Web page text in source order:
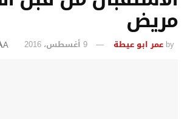
مريض
by عمر ابو عيطة 9 أغسطس، 2016 A